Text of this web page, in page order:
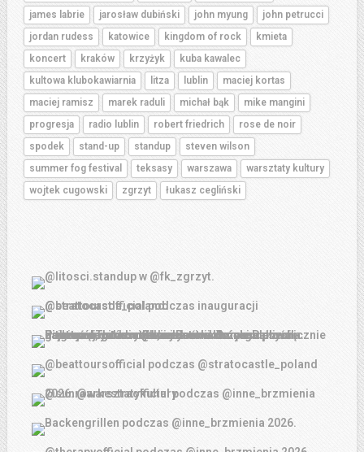
james labrie
jarosław dubiński john myung
john petrucci
jordan rudess
katowice kingdom of rock
kmieta
koncert
kraków krzyżyk
kuba kawalec
kultowa klubokawiarnia
litza lublin
maciej kortas
maciej ramisz
marek raduli michał bąk
mike mangini
progresja
radio lublin robert friedrich
rose de noir
spodek
stand-up standup
steven wilson
summer fog festival
teksasy warszawa
warsztaty kultury
wojtek cugowski
zgrzyt łukasz cegliński